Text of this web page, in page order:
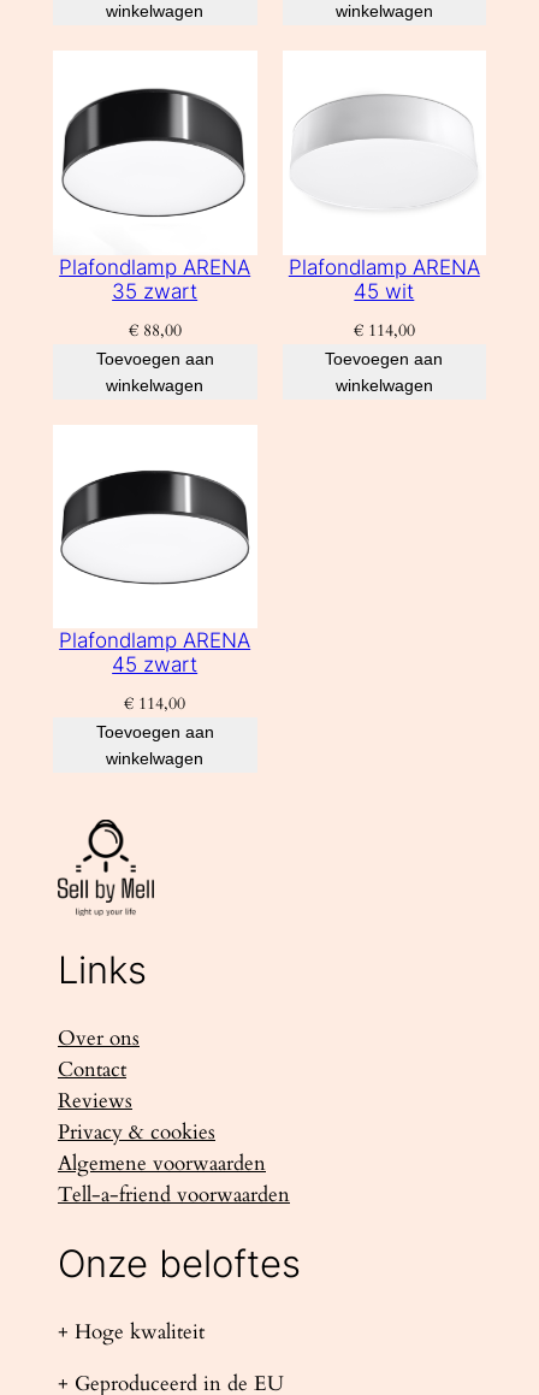
winkelwagen
winkelwagen
Plafondlamp ARENA
35 zwart
€88,00
Toevoegen aan
winkelwagen
Plafondlamp ARENA
45 wit
€114,00
Toevoegen aan
winkelwagen
Plafondlamp ARENA
45 zwart
€ 114,00
Toevoegen aan
winkelwagen
Links
Over ons
Contact
Reviews
Privacy & cookies
Algemene voorwaarden
Tell-a-friend voorwaarden
Onze beloftes
+ Hoge kwaliteit
+ Geproduceerd in de EU